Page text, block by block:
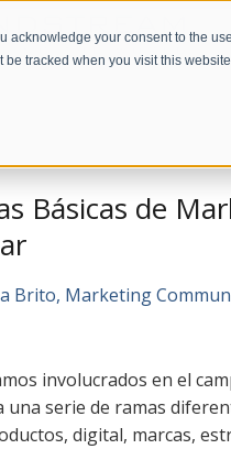
acknowledge your consent to the
be tracked when you visit this
Básicas de
Brito, Marketing
involucrados en el
serie de ramas
digital, marcas,